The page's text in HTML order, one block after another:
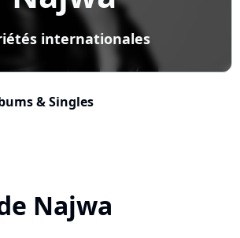
internationales
& Singles
Najwa